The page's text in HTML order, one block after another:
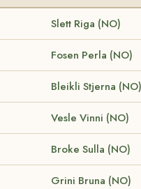
Slett Riga (NO)
Fosen Perla (NO)
Bleikli Stjerna (NO)
Vesle Vinni (NO)
Broke Sulla (NO)
Grini Bruna (NO)